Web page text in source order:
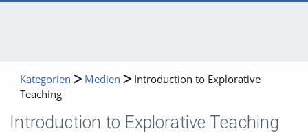
Kategorien Medien
Introduction to Explorative
Teaching
Introduction to Explorative Teaching